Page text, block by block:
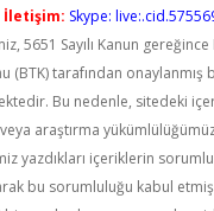
İletişim: Skype:
5651 Sayılı Kanun
(BTK) tarafından onaylanmış
Bu nedenle, sitedeki
araştırma
yazdıkları içeriklerin
bu sorumluluğu kabul etmiş